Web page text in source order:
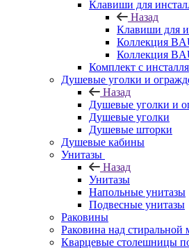
Клавиши для
Назад
Клавиши для
Коллекция
Коллекция
Комплект с
Душевые уголки и
Назад
Душевые уголки и
Душевые уголки
Душевые шторки
Душевые кабины
Унитазы
Назад
Унитазы
Напольные унитазы
Подвесные унитазы
Раковины
Раковина над
Кварцевые столешницы